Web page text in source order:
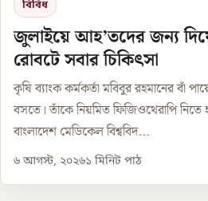
বিবিধ
জুলাইয়ে আহ’তদের জন্য
রোবটে সবার চিকিৎসা
কৃষি ব্যাংক কর্মকর্তা মবিবুর রহমানের বাঁ
বসতে। তাঁকে নিয়মিত ফিজিওথেরাপি নিতে
বাংলাদেশ মেডিকেল বিশ্ববিদ...
৬ আগস্ট, ২০২৬১ মিনিট পাঠ